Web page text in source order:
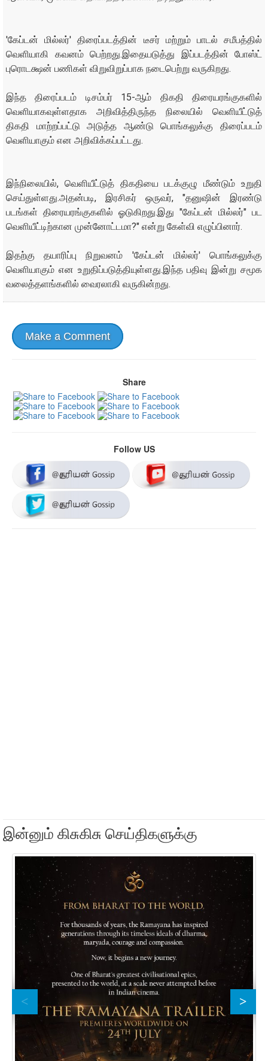
'கேப்டன் மில்லர்' திரைப்படத்தின் டீசர் மற்றும் பாடல் சமீபத்தில்
வெளியாகி கவனம் பெற்றது.இதையடுத்து இப்படத்தின் போஸ்ட்
புரொடக்ஷன் பணிகள் விறுவிறுப்பாக நடைபெற்று வருகிறது.
இந்த திரைப்படம் டிசம்பர் 15-ஆம் திகதி திரையரங்குகளில்
வெளியாகவுள்ளதாக அறிவித்திருந்த நிலையில் வெளியீட்டுத்
திகதி மாற்றப்பட்டு அடுத்த ஆண்டு பொங்கலுக்கு திரைப்படம்
வெளியாகும் என அறிவிக்கப்பட்டது.
இந்நிலையில், வெளியீட்டுத் திகதியை படக்குழு மீண்டும் உறுதி
செய்துள்ளது.அதன்படி, இரசிகர் ஒருவர், "தனுஷின் இரண்டு
படங்கள் திரையரங்குகளில் ஓடுகிறது.இது "கேப்டன் மில்லர்" பட
வெளியீட்டிற்கான முன்னோட்டமா?" என்று கேள்வி எழுப்பினார்.
இதற்கு தயாரிப்பு நிறுவனம் 'கேப்டன் மில்லர்' பொங்கலுக்கு
வெளியாகும் என உறுதிப்படுத்தியுள்ளது.இந்த பதிவு இன்று சமூக
வலைத்தளங்களில் வைரலாகி வருகின்றது.
Make a Comment
Share
Follow US
இன்னும் கிசுகிசு செய்திகளுக்கு